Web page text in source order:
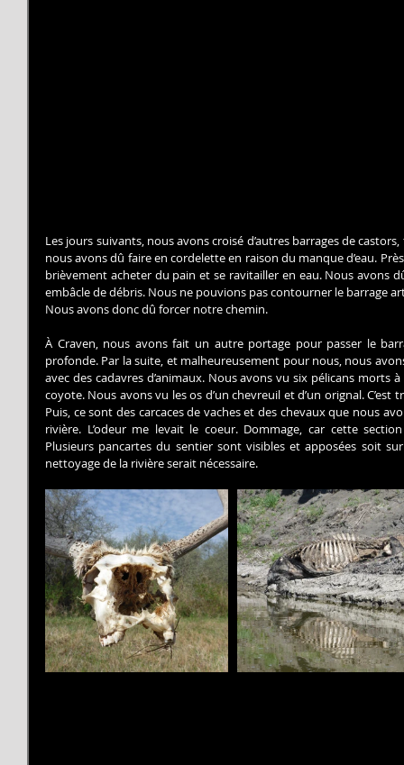
Les jours suivants, nous avons croisé d’autres barrages de
nous avons dû faire en cordelette en raison du manque d’eau.
brièvement acheter du pain et se ravitailler en eau. Nous avons
embâcle de débris. Nous ne pouvions pas contourner le barrage
Nous avons donc dû forcer notre chemin.
À Craven, nous avons fait un autre portage pour passer le
profonde. Par la suite, et malheureusement pour nous, nous
avec des cadavres d’animaux. Nous avons vu six pélicans morts
coyote. Nous avons vu les os d’un chevreuil et d’un orignal.
Puis, ce sont des carcaces de vaches et des chevaux que nous
rivière. L’odeur me levait le coeur. Dommage, car cette
Plusieurs pancartes du sentier sont visibles et apposées soit
nettoyage de la rivière serait nécessaire.